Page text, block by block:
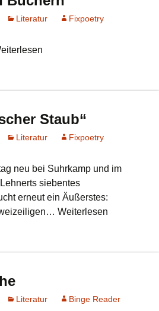
Literatur Fixpoetry
Staub“
Literatur Fixpoetry
neu bei Suhrkamp und im
siebentes
erneut ein Äußerstes:
Weiterlesen
Literatur Binge Reader